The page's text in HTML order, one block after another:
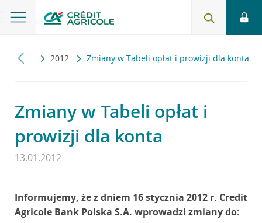
2012 Zmiany w Tabeli opłat i prowizji dla konta
Zmiany w Tabeli opłat i
prowizji dla konta
13.01.2012
Informujemy, że z dniem 16 stycznia 2012 r. Credit
Agricole Bank Polska S.A. wprowadzi zmiany do: